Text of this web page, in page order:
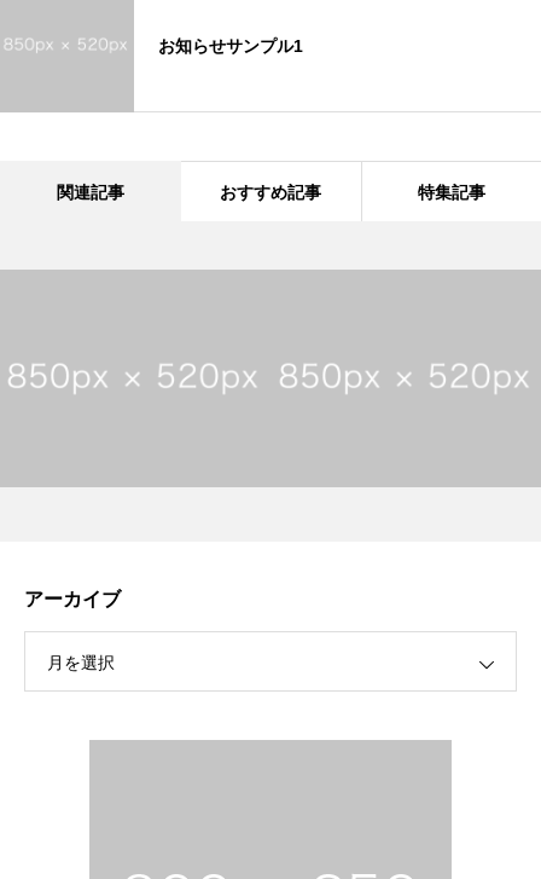
お知らせサンプル1
関連記事 おすすめ記事 特集記事
アーカイブ
月を選択